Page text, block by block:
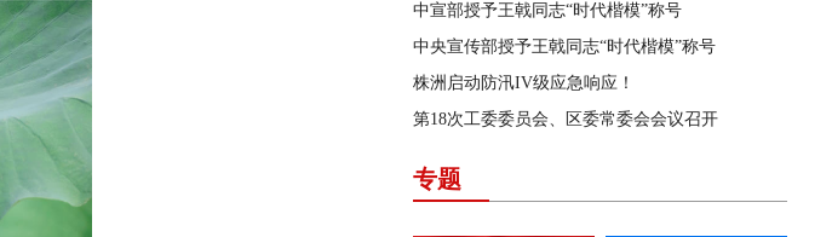
中宣部授予王戟同志“时代楷模”称号
中央宣传部授予王戟同志“时代楷模”称号
株洲启动防汛IV级应急响应！
第18次工委委员会、区委常委会会议召开
专题